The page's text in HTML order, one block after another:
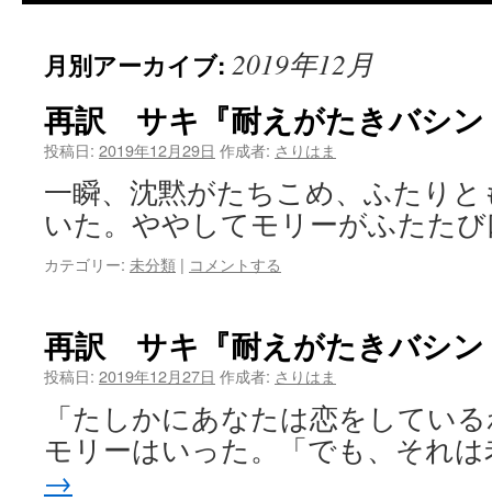
月別アーカイブ: 2019年12月
再訳 サキ『耐えがたきバシ
投稿日: 2019年12月29日 作成者: さりはま
一瞬、沈黙がたちこめ、ふたり
いた。ややしてモリーがふたた
カテゴリー: 未分類 | コメントする
再訳 サキ『耐えがたきバシ
投稿日: 2019年12月27日 作成者: さりはま
「たしかにあなたは恋をしてい
モリーはいった。「でも、それ
→